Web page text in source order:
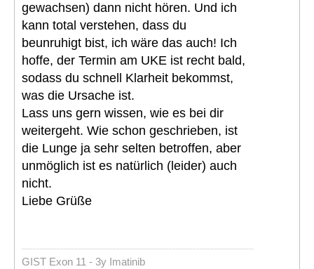
gewachsen) dann nicht hören. Und ich
kann total verstehen, dass du
beunruhigt bist, ich wäre das auch! Ich
hoffe, der Termin am UKE ist recht bald,
sodass du schnell Klarheit bekommst,
was die Ursache ist.
Lass uns gern wissen, wie es bei dir
weitergeht. Wie schon geschrieben, ist
die Lunge ja sehr selten betroffen, aber
unmöglich ist es natürlich (leider) auch
nicht.
Liebe Grüße
GIST Exon 11 - 3y Imatinib